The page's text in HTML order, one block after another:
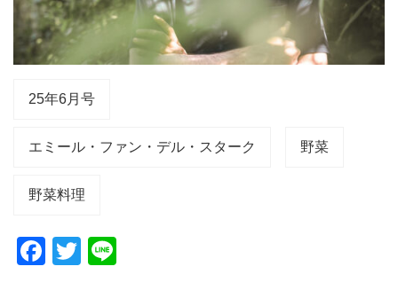
25年6月号
エミール・ファン・デル・スターク 野菜
野菜料理
F
T